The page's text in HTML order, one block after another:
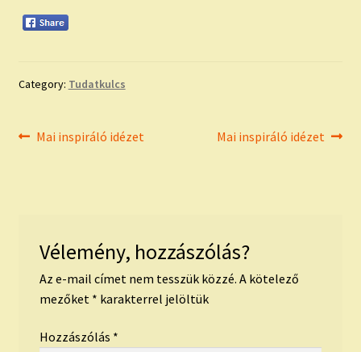
Category: Tudatkulcs
Bejegyzés
Previous
Mai inspiráló idézet
Next
Mai inspiráló idézet
Vélemény, hozzászólás?
Az e-mail címet nem tesszük közzé. A kötelező
mezőket * karakterrel jelöltük
Hozzászólás *